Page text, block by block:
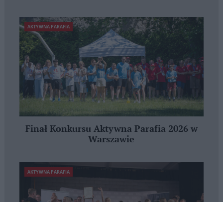
AKTYWNA PARAFIA
Finał Konkursu Aktywna Parafia 2026 w
Warszawie
AKTYWNA PARAFIA